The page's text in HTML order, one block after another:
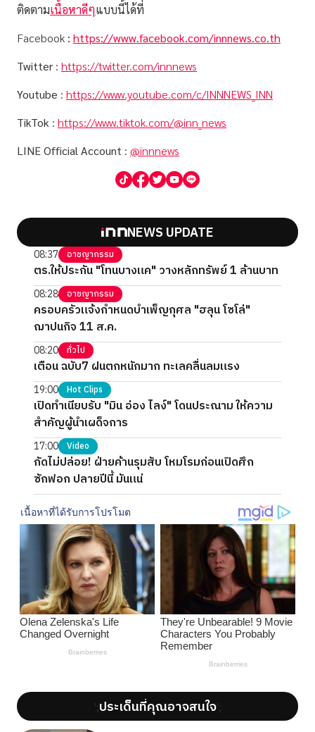
ติดตามเนื้อหาดีๆแบบนี้ได้ที่
Facebook : https://www.facebook.com/innnews.co.th
Twitter : https://twitter.com/innnews
Youtube : https://www.youtube.com/c/INNNEWS_INN
TikTok : https://www.tiktok.com/@inn_news
LINE Official Account : @innnews
NEWS UPDATE
08:37 อาชญากรรม
ตร.ให้ประกัน "โทนบางแค" วางหลักทรัพย์ 1 ล้านบาท
08:28 อาชญากรรม
ครอบครัวแจ้งกำหนดบำเพ็ญกุศล "ฮลุน โซโล่"
ฌาปนกิจ 11 ส.ค.
08:20 ทั่วไป
เตือน ฉบับ7 ฝนตกหนักมาก ทะเลคลื่นลมแรง
19:00 Hot Clips
เปิดทำเนียบรับ "มิน อ่อง ไลง์" โดนประณาม ให้ความ
สำคัญผู้นำเผด็จการ
17:00 Video
กัดไม่ปล่อย! ฝ่ายค้านรุมสับ โหมโรมก่อนเปิดศึก
ซักฟอก ปลายปีนี้ มันแน่
';ประเด็นที่คุณอาจสนใจ';